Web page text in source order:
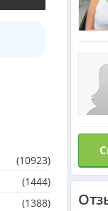
(10923)
(1444)
(1388)